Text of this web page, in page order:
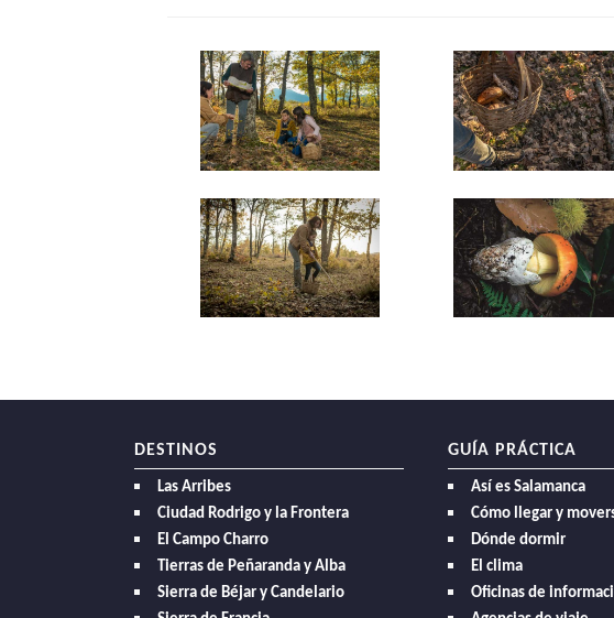
DESTINOS
Las Arribes
Ciudad Rodrigo y la Frontera
El Campo Charro
Tierras de Peñaranda y Alba
Sierra de Béjar y Candelario
GUÍA PRÁCTICA
Así es Salamanca
Cómo llegar y
Dónde dormir
El clima
Oficinas de